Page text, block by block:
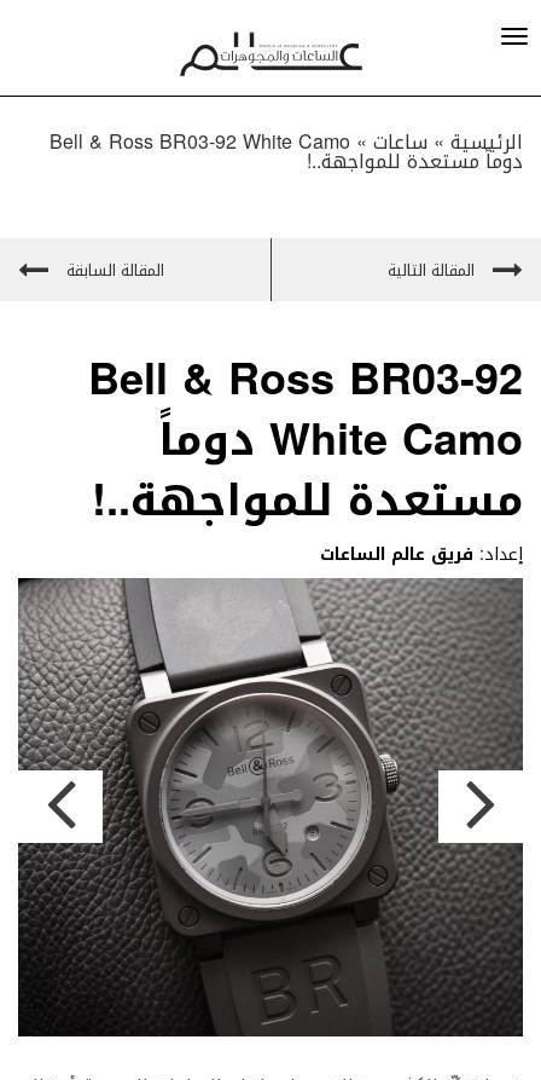
الرئيسية » ساعات»
Bell & Ross BR03-92 White Camo
دوماً مستعدة للمواجهة..!
المقالة التالية المقالة السابقة
Bell & Ross BR03-92
White Camo دوماً
مستعدة للمواجهة..!
إعداد: فريق عالم الساعات